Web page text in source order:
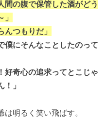
間の腹で保管した酒がどう
つもりだ」
僕にそんなことしたのって
好奇心の追求ってとこじゃ
」
明るく笑い飛ばす。